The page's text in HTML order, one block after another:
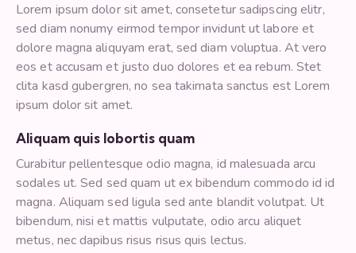
Lorem ipsum dolor sit amet, consetetur sadipscing elitr,
sed diam nonumy eirmod tempor invidunt ut labore et
dolore magna aliquyam erat, sed diam voluptua. At vero
eos et accusam et justo duo dolores et ea rebum. Stet
clita kasd gubergren, no sea takimata sanctus est Lorem
ipsum dolor sit amet.
Aliquam quis lobortis quam
Curabitur pellentesque odio magna, id malesuada arcu
sodales ut. Sed sed quam ut ex bibendum commodo id id
magna. Aliquam sed ligula sed ante blandit volutpat. Ut
bibendum, nisi et mattis vulputate, odio arcu aliquet
metus, nec dapibus risus risus quis lectus.